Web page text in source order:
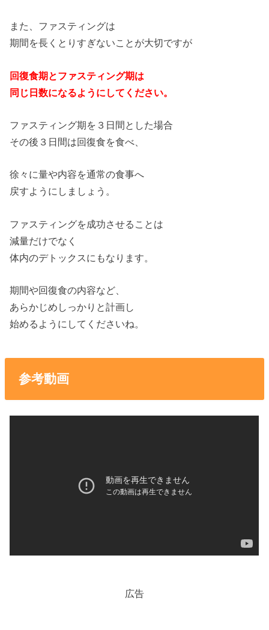
また、ファスティングは
期間を長くとりすぎないことが大切ですが
回復食期とファスティング期は
同じ日数になるようにしてください。
ファスティング期を３日間とした場合
その後３日間は回復食を食べ、
徐々に量や内容を通常の食事へ
戻すようにしましょう。
ファスティングを成功させることは
減量だけでなく
体内のデトックスにもなります。
期間や回復食の内容など、
あらかじめしっかりと計画し
始めるようにしてくださいね。
参考動画
広告